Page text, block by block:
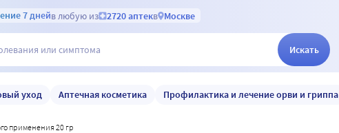
7 днейв любую из 2720 аптекв Москве
Искать
уход Аптечная косметика Профилактика и лечение орви и гриппа
применения 20 гр